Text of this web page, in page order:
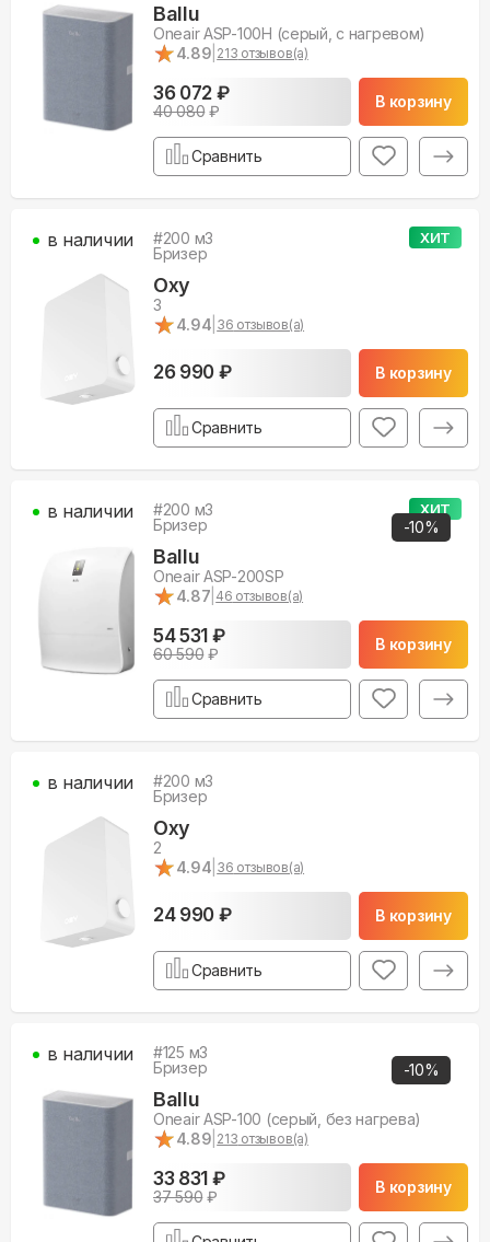
Ballu
Oneair ASP-100H (серый, с нагревом)
★
★4.89 213 отзывов(а)
36 072 ₽
40 080₽
В корзину
Сравнить
ХИТ
#200 м3
Бризер
Oxy
3
★
★4.94 36 отзывов(а)
26 990 ₽ В корзину
в наличии
Сравнить
ХИТ
-10%
#200 м3
Бризер
Ballu
Oneair ASP-200SP
★
★4.87 46 отзывов(а)
54 531 ₽
60 590₽
В корзину
в наличии
Сравнить
#200 м3
Бризер
Oxy
2
★
★4.94 36 отзывов(а)
24 990 ₽ В корзину
в наличии
Сравнить
-10%
#125 м3
Бризер
Ballu
Oneair ASP-100 (серый, без нагрева)
★
★4.89 213 отзывов(а)
33 831 ₽
37 590₽
В корзину
в наличии